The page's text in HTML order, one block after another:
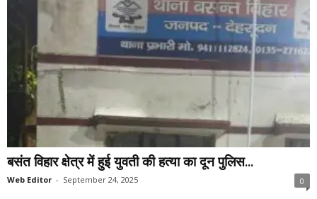
बसंत विहार क्षेत्र में हुई युवती की हत्या का दून पुलिस...
Web Editor - September 24, 2025 0